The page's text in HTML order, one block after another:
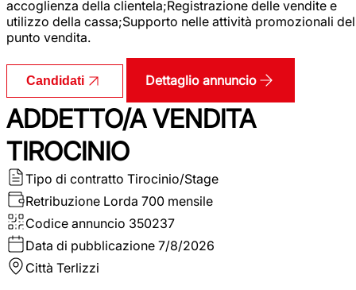
accoglienza della clientela;Registrazione delle vendite e
utilizzo della cassa;Supporto nelle attività promozionali del
punto vendita.
Candidati Dettaglio annuncio
ADDETTO/A VENDITA
TIROCINIO
Tipo di contratto Tirocinio/Stage
Retribuzione Lorda 700 mensile
Codice annuncio 350237
Data di pubblicazione 7/8/2026
Città Terlizzi